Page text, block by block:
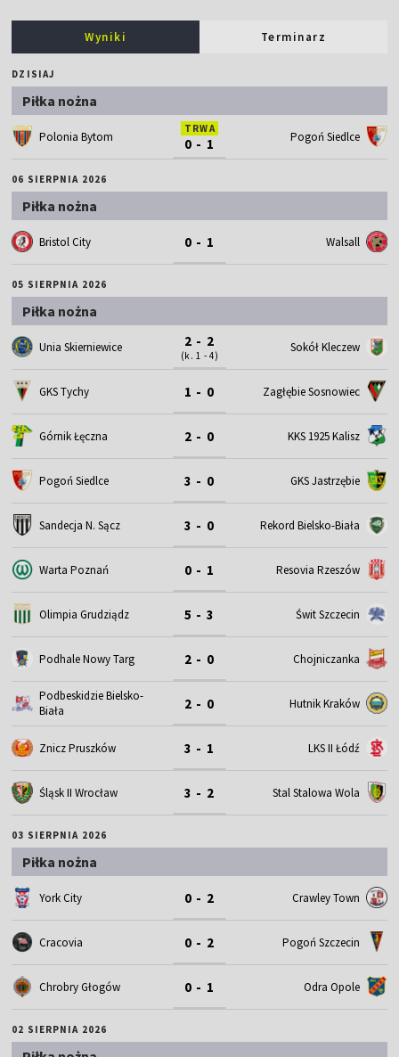
Wyniki Terminarz
DZISIAJ
Piłka nożna
Polonia Bytom
TRWA
0 - 1 Pogoń Siedlce
06 SIERPNIA 2026
Piłka nożna
Bristol City 0 - 1 Walsall
05 SIERPNIA 2026
Piłka nożna
Unia Skierniewice 2 - 2
(k. 1 - 4)
Sokół Kleczew
GKS Tychy 1 - 0 Zagłębie Sosnowiec
Górnik Łęczna 2 - 0 KKS 1925 Kalisz
Pogoń Siedlce 3 - 0 GKS Jastrzębie
Sandecja N. Sącz 3 - 0 Rekord Bielsko-Biała
Warta Poznań 0 - 1 Resovia Rzeszów
Olimpia Grudziądz 5 - 3 Świt Szczecin
Podhale Nowy Targ 2 - 0 Chojniczanka
Podbeskidzie Bielsko-
Biała
2 - 0 Hutnik Kraków
Znicz Pruszków 3 - 1 LKS II Łódź
Śląsk II Wrocław 3 - 2 Stal Stalowa Wola
03 SIERPNIA 2026
Piłka nożna
York City 0 - 2 Crawley Town
Cracovia 0 - 2 Pogoń Szczecin
Chrobry Głogów 0 - 1 Odra Opole
02 SIERPNIA 2026